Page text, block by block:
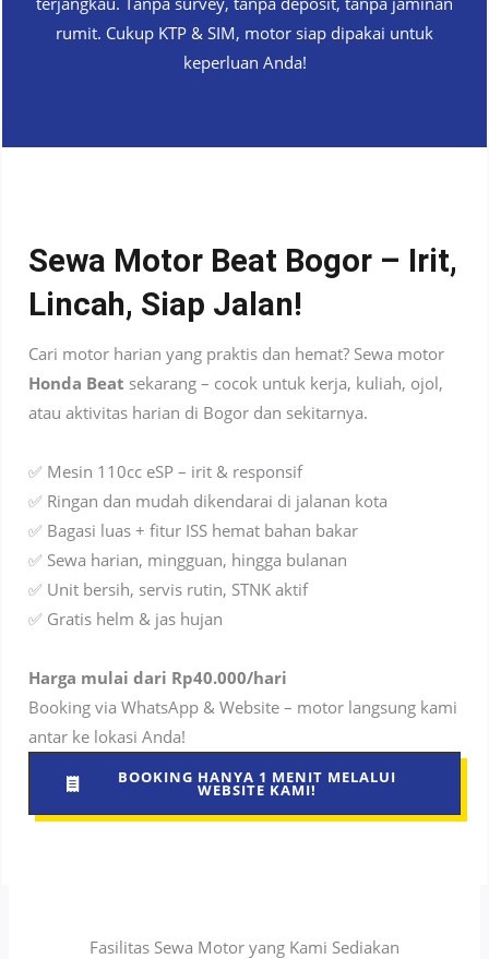
rumit. Cukup KTP & SIM, motor siap dipakai untuk
keperluan Anda!
Sewa Motor Beat Bogor – Irit,
Lincah, Siap Jalan!
Cari motor harian yang praktis dan hemat? Sewa motor
Honda Beat sekarang – cocok untuk kerja, kuliah, ojol,
atau aktivitas harian di Bogor dan sekitarnya.
✅ Mesin 110cc eSP – irit & responsif
✅ Ringan dan mudah dikendarai di jalanan kota
✅ Bagasi luas + fitur ISS hemat bahan bakar
✅ Sewa harian, mingguan, hingga bulanan
✅ Unit bersih, servis rutin, STNK aktif
✅ Gratis helm & jas hujan
Harga mulai dari Rp40.000/hari
Booking via WhatsApp & Website – motor langsung kami
antar ke lokasi Anda!
BOOKING HANYA 1 MENIT MELALUI
WEBSITE KAMI!
Fasilitas Sewa Motor yang Kami Sediakan